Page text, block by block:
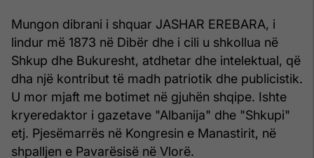
Mungon dibrani i shquar JASHAR EREBARA, i
lindur më 1873 në Dibër dhe i cili u shkollua në
Shkup dhe Bukuresht, atdhetar dhe intelektual, që
dha një kontribut të madh patriotik dhe publicistik.
U mor mjaft me botimet në gjuhën shqipe. Ishte
kryeredaktor i gazetave "Albanija" dhe "Shkupi"
etj. Pjesëmarrës në Kongresin e Manastirit, në
shpalljen e Pavarësisë në Vlorë.